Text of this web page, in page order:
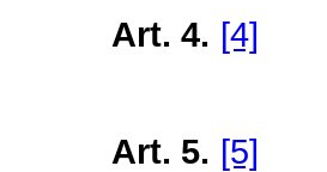
Art. 4. [4]
Art. 5. [5]